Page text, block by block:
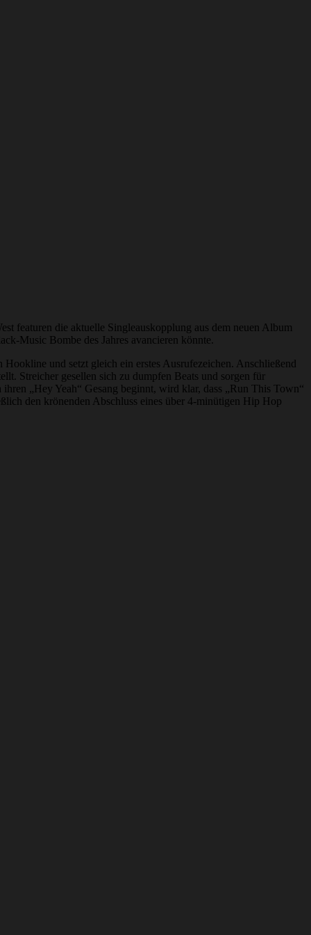
featuren die aktuelle Singleauskopplung aus dem neuen Album
Music Bombe des Jahres avancieren könnte.
und setzt gleich ein erstes Ausrufezeichen. Anschließend
Streicher gesellen sich zu dumpfen Beats und sorgen für
„Hey Yeah“ Gesang beginnt, wird klar, dass „Run This Town“
den krönenden Abschluss eines über 4-minütigen Hip Hop